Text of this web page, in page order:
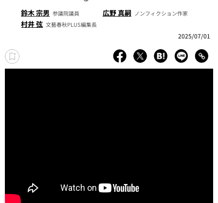
鈴木 宗男 参議院議員 広野 真嗣 ノンフィクション作家
村井 弦 文藝春秋PLUS編集長
2025/07/01